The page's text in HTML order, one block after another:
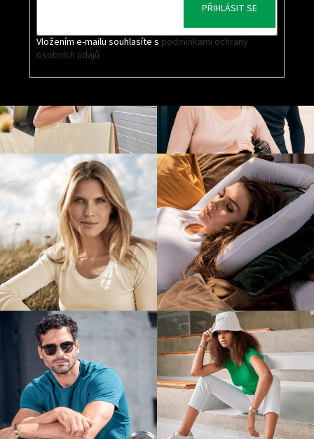
Vložením e-mailu souhlasíte s podmínkami ochrany
osobních údajů
PŘIHLÁSIT SE